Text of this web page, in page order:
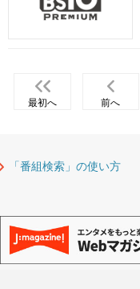
最初へ 前へ
「番組検索」の使い方